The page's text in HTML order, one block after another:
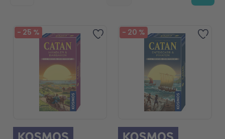
Zur Wunschliste hinzufügen
- 25 % Zur
- 20 %